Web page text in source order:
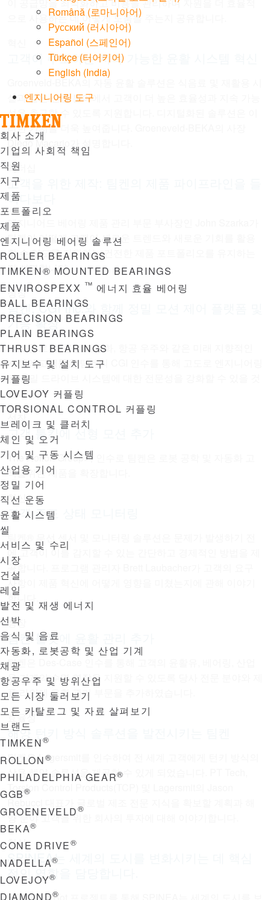
Română (로마니아어)
Русский (러시아어)
Español (스페인어)
Türkçe (터어키어)
English (India)
엔지니어링 도구
Menu
회사 소개
기업의 사회적 책임
직원
지구
제품
포트폴리오
제품
엔지니어링 베어링 솔루션
ROLLER BEARINGS
TIMKEN® MOUNTED BEARINGS
ENVIROSPEXX ™ 에너지 효율 베어링
BALL BEARINGS
PRECISION BEARINGS
PLAIN BEARINGS
THRUST BEARINGS
유지보수 및 설치 도구
커플링
LOVEJOY 커플링
TORSIONAL CONTROL 커플링
브레이크 및 클러치
체인 및 오거
기어 및 구동 시스템
산업용 기어
정밀 기어
직선 운동
윤활 시스템
씰
서비스 및 수리
시장
건설
레일
발전 및 재생 에너지
선박
음식 및 음료
자동화, 로봇공학 및 산업 기계
채광
항공우주 및 방위산업
모든 시장 둘러보기
모든 카탈로그 및 자료 살펴보기
브랜드
TIMKEN®
ROLLON®
PHILADELPHIA GEAR®
GGB®
GROENEVELD®
BEKA®
CONE DRIVE®
NADELLA®
LOVEJOY®
DIAMOND®
이 공급망을 최적화하고 비용을 관리하며 자원을 더 효율적
으로 사용하는 데 어떻게 도움을 주는지 공유합니다.
고객이 주도하는 지속 가능한 윤활 시스템 혁신
Groenveld-BEKA의 자동 윤활 솔루션은 식음료 및 재활용 시
설과 같은 산업 분야에서 고객이 더 높은 효율성과 지속 가능
성을 추구할 수 있도록 지원합니다. 디지털화된 솔루션은 이
러한 가치를 더욱 높여줍니다. Groeneveld-BEKA의 사장
Diego Macario가 설명합니다.
리더십
고객을 위한 제작: 팀켄의 제품 파이프라인을 들
여다보다
엔지니어드 베어링 제품 관리 부문 부사장인 John Szarka가
팀켄이 어떻게 고객이 새로운 트렌드와 새로운 기회를 활용
할 수 있도록 지원하는 건전한 제품 포트폴리오를 유지하는
지 설명합니다.
성장
팀켄, CGI Inc.와 함께 정밀 모션 제어 플랫폼 및
기능 확장
의료용 로봇, 공장 자동화, 항공 우주와 같은 미래 지향적인
시장의 고객들은 팀켄의 CGI 인수를 통해 고도로 엔지니어링
된 정밀 드라이브 시스템에 대한 전문성을 강화할 수 있을 것
입니다.
성장
고객 툴킷에 선형 모션 추가
The Rollon Group의 인수로 팀켄은 로봇 공학 및 자동화 고
객을위한 제품을 확장합니다.
혁신
고객 주도 상태 모니터링
팀켄® 무선 센서 및 모니터링 솔루션은 문제가 발생하기 전
에 고객이 이를 감지할 수 있는 간단하고 경제적인 방법을 제
공합니다. 프로그램 관리자 Brett Laubacher가 고객의 요구
사항이 제품 혁신에 어떻게 영향을 미쳤는지에 관해 이야기
합니다.
성장
팀켄 툴킷에 윤활 관리 추가
팀켄은 Des-Case 인수를 통해 고객의 윤활유, 베어링, 산업
용 기계의 수명 연장을 지원할 수 있도록 당사 전문 분야와 제
품 라인에 윤활 관리 부문을 추가하였습니다.
효율성
해양 턴키 방식 솔루션을 발전시키는 팀켄
팀켄은 Lagersmit를 인수하여 전 세계 고객에게 턴키 방식의
상용 해양 솔루션을 제공할 수 있게 되었습니다. PT Tech,
Torsion Control Products(TCP) 및 Lagersmit의 Jason
Rebucci 대표가 글로벌 제조 전문 지식을 확보할 계획과 해
양 분야 고객을 위한 회사의 투자에 대해 이야기합니다.
혁신
SPINEA는 세계의 도시를 변화시키는 데 핵심
적인 역할을 담당합니다.